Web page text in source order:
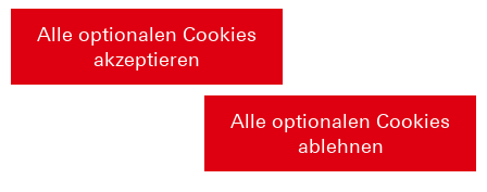
Alle optionalen Cookies
akzeptieren
Alle optionalen Cookies
ablehnen